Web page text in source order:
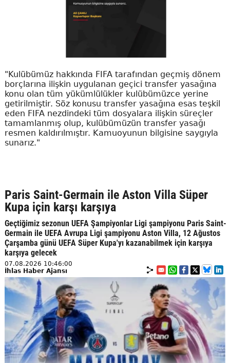
"Kulübümüz hakkında FIFA tarafından geçmiş dönem
borçlarına ilişkin uygulanan geçici transfer yasağına
konu olan tüm yükümlülükler kulübümüzce yerine
getirilmiştir. Söz konusu transfer yasağına esas teşkil
eden FIFA nezdindeki tüm dosyalara ilişkin süreçler
tamamlanmış olup, kulübümüzün transfer yasağı
resmen kaldırılmıştır. Kamuoyunun bilgisine saygıyla
sunarız."
Paris Saint-Germain ile Aston Villa Süper
Kupa için karşı karşıya
Geçtiğimiz sezonun UEFA Şampiyonlar Ligi şampiyonu Paris Saint-
Germain ile UEFA Avrupa Ligi şampiyonu Aston Villa, 12 Ağustos
Çarşamba günü UEFA Süper Kupa'yı kazanabilmek için karşıya
karşıya gelecek
07.08.2026 10:46:00
İhlas Haber Ajansı